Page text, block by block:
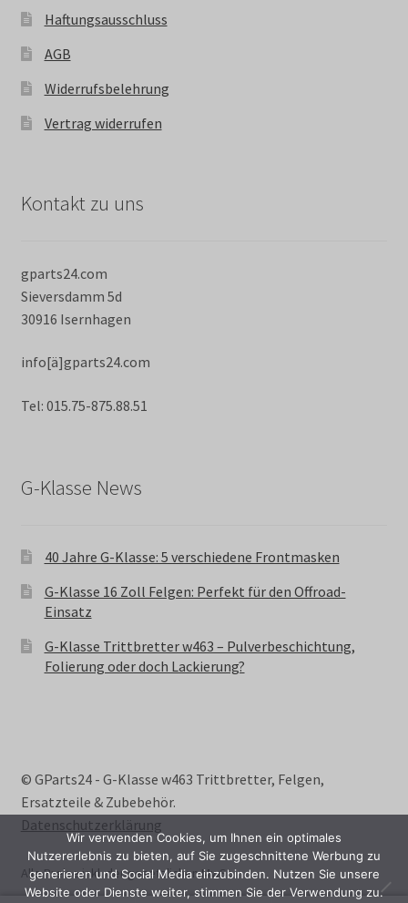
Haftungsausschluss
AGB
Widerrufsbelehrung
Vertrag widerrufen
Kontakt zu uns
gparts24.com
Sieversdamm 5d
30916 Isernhagen
info[ä]gparts24.com
Tel: 015.75-875.88.51
G-Klasse News
40 Jahre G-Klasse: 5 verschiedene Frontmasken
G-Klasse 16 Zoll Felgen: Perfekt für den Offroad-
Einsatz
G-Klasse Trittbretter w463 – Pulverbeschichtung,
Folierung oder doch Lackierung?
© GParts24 - G-Klasse w463 Trittbretter, Felgen,
Ersatzteile & Zubebehör.
Datenschutzerklärung
Alle Preise inkl. der gesetzlichen MwSt.
Wir verwenden Cookies, um Ihnen ein optimales
Nutzererlebnis zu bieten, auf Sie zugeschnittene Werbung zu
generieren und Social Media einzubinden. Nutzen Sie unsere
Website oder Dienste weiter, stimmen Sie der Verwendung zu.